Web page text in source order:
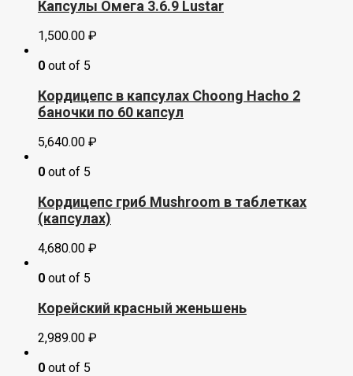
Капсулы Омега 3.6.9 Lustar
1,500.00 ₽
0 out of 5
Кордицепс в капсулах Choong Hacho 2
баночки по 60 капсул
5,640.00 ₽
0 out of 5
Кордицепс гриб Mushroom в таблетках
(капсулах)
4,680.00 ₽
0 out of 5
Корейский красный женьшень
2,989.00 ₽
0 out of 5